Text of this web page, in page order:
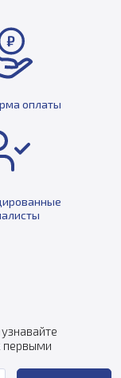
оплаты
первыми